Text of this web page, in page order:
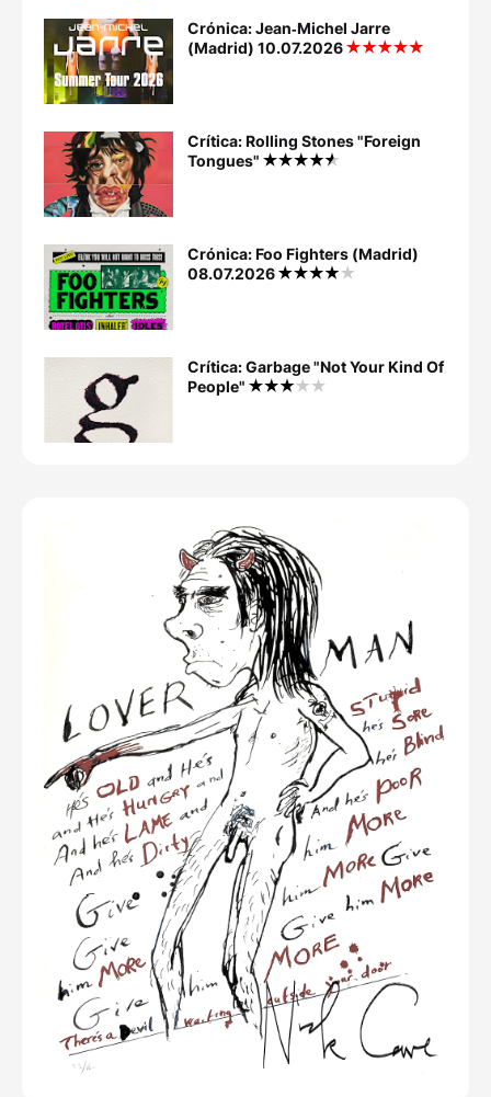
Crónica: Jean‐Michel Jarre
(Madrid) 10.07.2026
Crítica: Rolling Stones "Foreign
Tongues"
Crónica: Foo Fighters (Madrid)
08.07.2026
Crítica: Garbage "Not Your Kind Of
People"